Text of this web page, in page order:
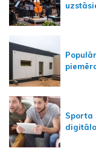
Sporta